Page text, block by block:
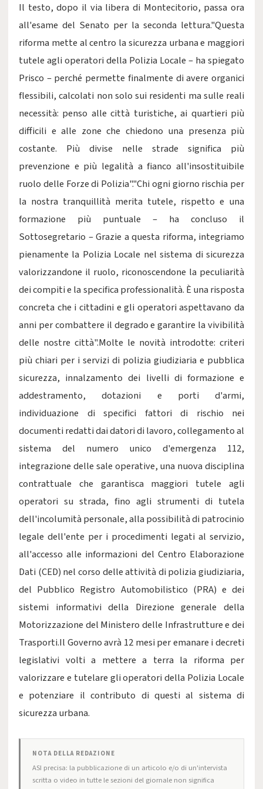
Il testo, dopo il via libera di Montecitorio, passa ora
all'esame del Senato per la seconda lettura."Questa
riforma mette al centro la sicurezza urbana e maggiori
tutele agli operatori della Polizia Locale – ha spiegato
Prisco – perché permette finalmente di avere organici
flessibili, calcolati non solo sui residenti ma sulle reali
necessità: penso alle città turistiche, ai quartieri più
difficili e alle zone che chiedono una presenza più
costante. Più divise nelle strade significa più
prevenzione e più legalità a fianco all'insostituibile
ruolo delle Forze di Polizia"."Chi ogni giorno rischia per
la nostra tranquillità merita tutele, rispetto e una
formazione più puntuale – ha concluso il
Sottosegretario – Grazie a questa riforma, integriamo
pienamente la Polizia Locale nel sistema di sicurezza
valorizzandone il ruolo, riconoscendone la peculiarità
dei compiti e la specifica professionalità. È una risposta
concreta che i cittadini e gli operatori aspettavano da
anni per combattere il degrado e garantire la vivibilità
delle nostre città".Molte le novità introdotte: criteri
più chiari per i servizi di polizia giudiziaria e pubblica
sicurezza, innalzamento dei livelli di formazione e
addestramento, dotazioni e porti d'armi,
individuazione di specifici fattori di rischio nei
documenti redatti dai datori di lavoro, collegamento al
sistema del numero unico d'emergenza 112,
integrazione delle sale operative, una nuova disciplina
contrattuale che garantisca maggiori tutele agli
operatori su strada, fino agli strumenti di tutela
dell'incolumità personale, alla possibilità di patrocinio
legale dell'ente per i procedimenti legati al servizio,
all'accesso alle informazioni del Centro Elaborazione
Dati (CED) nel corso delle attività di polizia giudiziaria,
del Pubblico Registro Automobilistico (PRA) e dei
sistemi informativi della Direzione generale della
Motorizzazione del Ministero delle Infrastrutture e dei
Trasporti.Il Governo avrà 12 mesi per emanare i decreti
legislativi volti a mettere a terra la riforma per
valorizzare e tutelare gli operatori della Polizia Locale
e potenziare il contributo di questi al sistema di
sicurezza urbana.
NOTA DELLA REDAZIONE
ASI precisa: la pubblicazione di un articolo e/o di un'intervista
scritta o video in tutte le sezioni del giornale non significa